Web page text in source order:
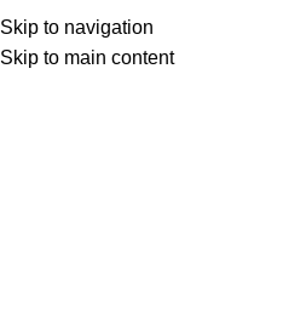
Skip to navigation
Skip to main content